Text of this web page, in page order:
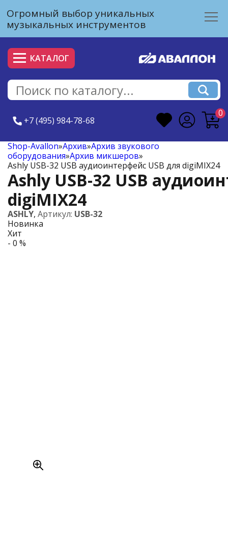
Огромный выбор уникальных
музыкальных инструментов
КАТАЛОГ
+7 (495) 984-78-68
0
Shop-Avallon»Архив»Архив звукового
оборудования»Архив микшеров»
Ashly USB-32 USB аудиоинтерфейс USB для digiMIX24
Ashly USB-32 USB
digiMIX24
ASHLY, Артикул: USB-32
Новинка
Хит
- 0 %